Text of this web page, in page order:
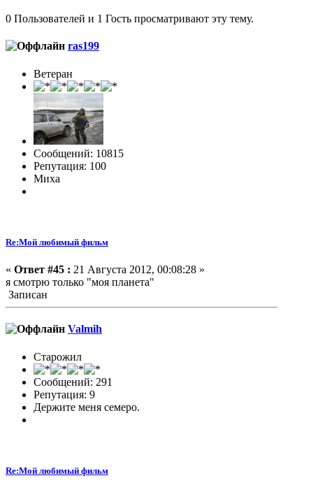
0 Пользователей и 1 Гость просматривают эту тему.
ras199
Ветеран
Сообщений: 10815
Репутация: 100
Миха
Re:Мой любимый фильм
« Ответ #45 : 21 Августа 2012, 00:08:28 »
я смотрю только "моя планета"
Записан
Valmih
Старожил
Сообщений: 291
Репутация: 9
Держите меня семеро.
Re:Мой любимый фильм